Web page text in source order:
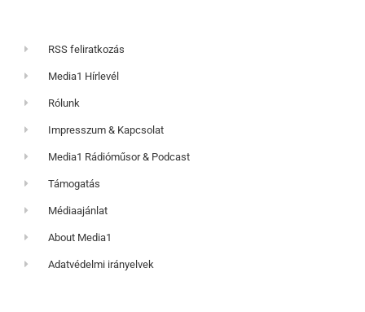
RSS feliratkozás
Media1 Hírlevél
Rólunk
Impresszum & Kapcsolat
Media1 Rádióműsor & Podcast
Támogatás
Médiaajánlat
About Media1
Adatvédelmi irányelvek